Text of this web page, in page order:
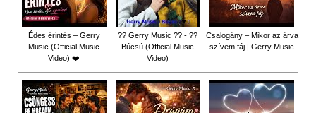
Édes érintés – Gerry
Music (Official Music
Video) ❤️
?? Gerry Music ?? - ??
Búcsú (Official Music
Video)
Csalogány – Mikor az árva
szívem fáj | Gerry Music